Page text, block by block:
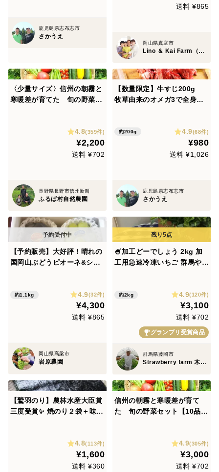
鹿児島県志布志市
さかうえ
送料 ¥865
岡山県真庭市
Lino ＆ Kai Farm（リノ アンド カイファーム）
〈少量サイズ〉信州の朝霧と
寒暖差が育てた 旬の野菜セ
4.8(359件)
¥2,200
送料 ¥702
長野県長野市信州新町
ふるば村自然農園
【数量限定】牛すじ200g
牧草由来のオメガ3で全身の
約200g 4.9(68件)
¥980
送料 ¥1,026
鹿児島県志布志市
さかうえ
【予約販売】大好評！晴れの
国岡山ぶどうピオーネ&シャ
約1.1kg 4.9(32件)
¥4,300
送料 ¥865
岡山県高梁市
岩原農園
🍧加工どーでしょう 2kg 加
工用急速冷凍いちご 群馬やよ
約2kg 4.9(120件)
¥3,100
送料 ¥702
グランプリ受賞商品
群馬県藤岡市
Strawberry farm 木村農園
【鷲羽のり】農林水産大臣賞
三度受賞✨ 焼のり２袋＋味付
4.8(113件)
¥1,600
送料 ¥360
信州の朝霧と寒暖差が育て
た 旬の野菜セット【10品
4.9(305件)
¥3,000
送料 ¥702